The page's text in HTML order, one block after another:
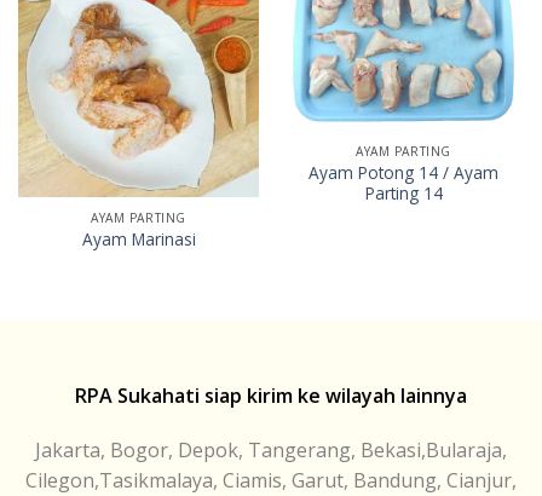
AYAM PARTING
Ayam Marinasi
AYAM PARTING
Ayam Potong 14 / Ayam
Parting 14
RPA Sukahati siap kirim ke wilayah lainnya
Jakarta, Bogor, Depok, Tangerang, Bekasi,Bularaja,
Cilegon,Tasikmalaya, Ciamis, Garut, Bandung, Cianjur,